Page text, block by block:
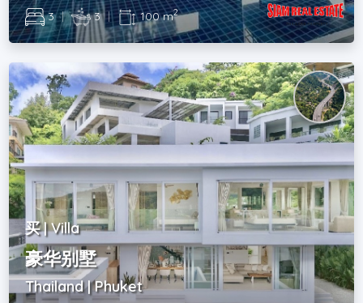
3 | 3 | 100 m2
买 | Villa
豪华别墅
Thailand | Phuket